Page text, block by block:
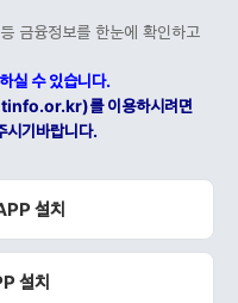
금융정보를 한눈에 확인하고
실 수 있습니다.
를 이용하시려면
기바랍니다.
설치
설치